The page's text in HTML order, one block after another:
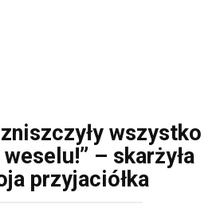
wszystko
– skarżyła
przyjaciółka